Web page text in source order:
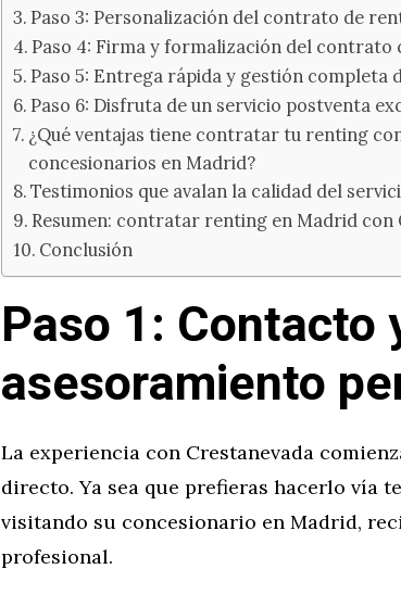
Paso 3: Personalización del contrato de
Paso 4: Firma y formalización del
Paso 5: Entrega rápida y gestión completa
Paso 6: Disfruta de un servicio postventa
¿Qué ventajas tiene contratar tu renting
concesionarios en Madrid?
Testimonios que avalan la calidad del
Resumen: contratar renting en Madrid con
Conclusión
Paso 1: Contacto
asesoramiento
La experiencia con Crestanevada
directo. Ya sea que prefieras hacerlo vía
visitando su concesionario en Madrid,
profesional.